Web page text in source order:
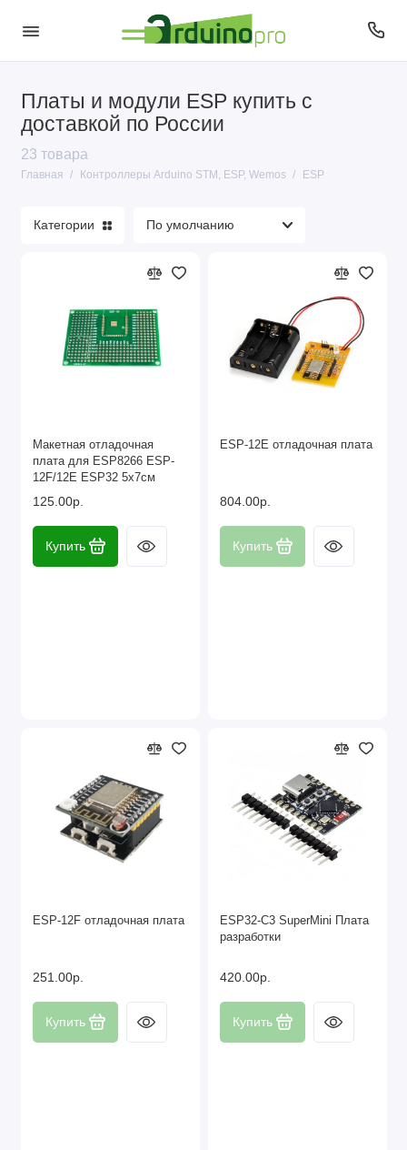
Платы и модули ESP купить с
доставкой по России
23 товара
Главная Контроллеры Arduino STM, ESP, Wemos ESP
ESP
STM
Категории
Макетная отладочная
плата для ESP8266 ESP-
12F/12E ESP32 5х7см
125.00р.
Купить
ESP-12E отладочная плата
804.00р.
Купить
ESP-12F отладочная плата
251.00р.
Купить
ESP32-C3 SuperMini Плата
разработки
420.00р.
Купить